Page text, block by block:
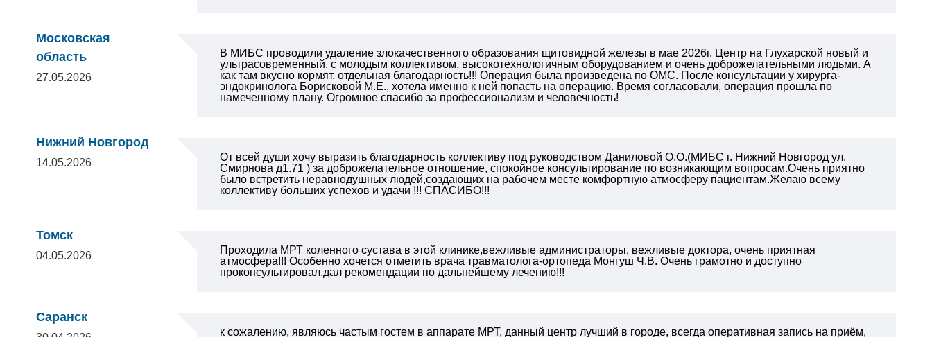
Московская
область
27.05.2026
В МИБС проводили удаление злокачественного образования щитовидной железы в мае 2026г. Центр на Глухарской новый и
ультрасовременный, с молодым коллективом, высокотехнологичным оборудованием и очень доброжелательными людьми. А
как там вкусно кормят, отдельная благодарность!!! Операция была произведена по ОМС. После консультации у хирурга-
эндокринолога Борисковой М.Е., хотела именно к ней попасть на операцию. Время согласовали, операция прошла по
намеченному плану. Огромное спасибо за профессионализм и человечность!
Нижний Новгород
14.05.2026
От всей души хочу выразить благодарность коллективу под руководством Даниловой О.О.(МИБС г. Нижний Новгород ул.
Смирнова д1.71 ) за доброжелательное отношение, спокойное консультирование по возникающим вопросам.Очень приятно
было встретить неравнодушных людей,создающих на рабочем месте комфортную атмосферу пациентам.Желаю всему
коллективу больших успехов и удачи !!! СПАСИБО!!!
Томск
04.05.2026
Проходила МРТ коленного сустава в этой клинике,вежливые администраторы, вежливые доктора, очень приятная
атмосфера!!! Особенно хочется отметить врача травматолога-ортопеда Монгуш Ч.В. Очень грамотно и доступно
проконсультировал,дал рекомендации по дальнейшему лечению!!!
Саранск
к сожалению, являюсь частым гостем в аппарате МРТ, данный центр лучший в городе, всегда оперативная запись на приём,